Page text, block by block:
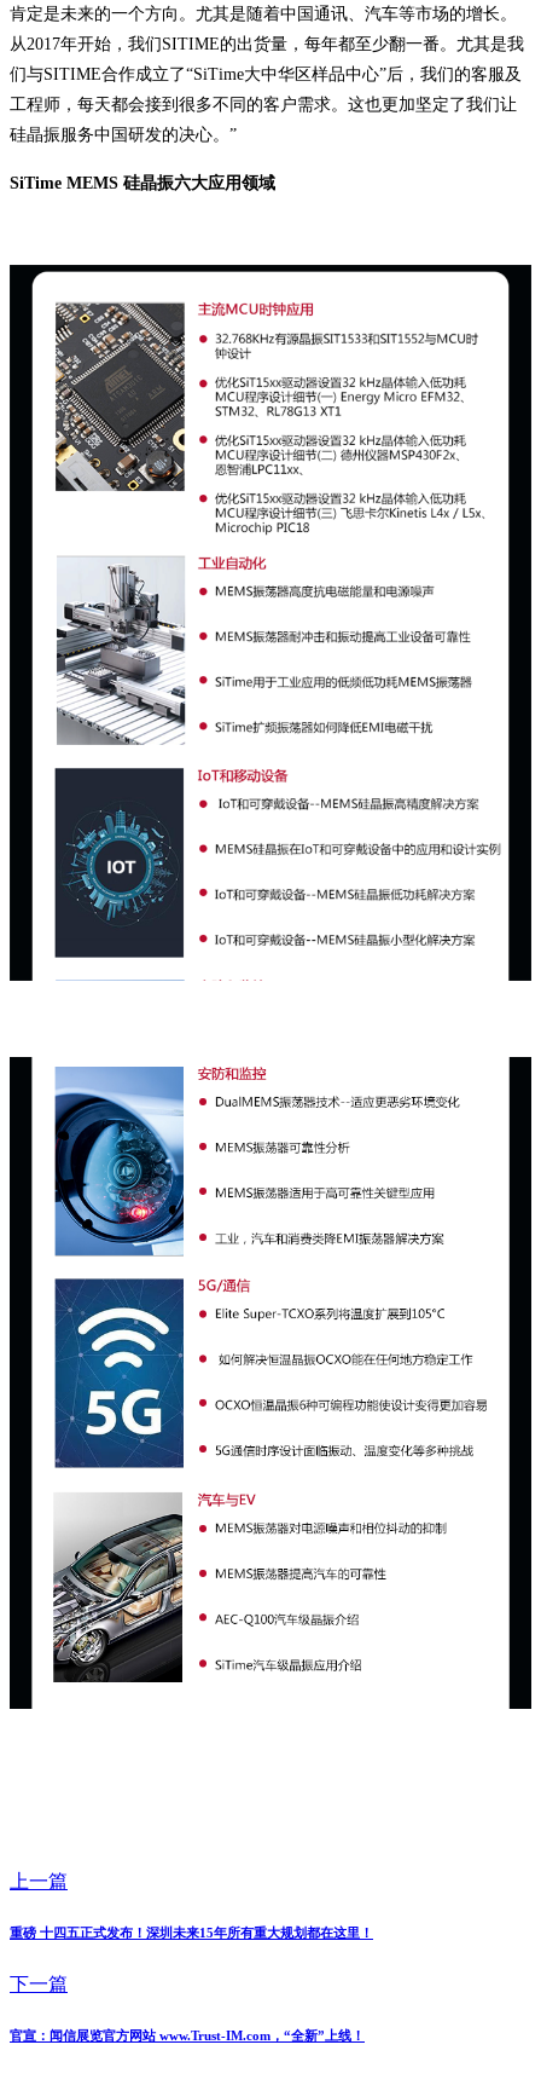
肯定是未来的一个方向。尤其是随着中国通讯、汽车等市场的增长。
从2017年开始，我们SITIME的出货量，每年都至少翻一番。尤其是我
们与SITIME合作成立了“SiTime大中华区样品中心”后，我们的客服及
工程师，每天都会接到很多不同的客户需求。这也更加坚定了我们让
硅晶振服务中国研发的决心。”
SiTime MEMS 硅晶振六大应用领域
上一篇
重磅 十四五正式发布！深圳未来15年所有重大规划都在这里！
下一篇
官宣：闻信展览官方网站 www.Trust-IM.com，“全新”上线！